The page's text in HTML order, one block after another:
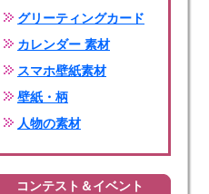
グリーティングカード
カレンダー 素材
スマホ壁紙素材
壁紙・柄
人物の素材
コンテスト＆イベント